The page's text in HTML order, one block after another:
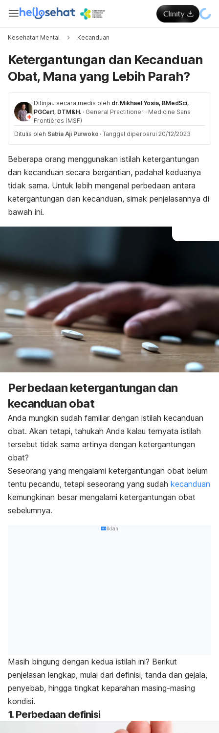
Kesehatan Mental Kecanduan
Ketergantungan dan Kecanduan
Obat, Mana yang Lebih Parah?
Ditinjau secara medis oleh dr. Mikhael Yosia, BMedSci,
PGCert, DTM&H. · General Practitioner · Medicine Sans
Frontières (MSF)
Ditulis oleh Satria Aji Purwoko · Tanggal diperbarui 20/12/2023
Beberapa orang menggunakan istilah ketergantungan
dan kecanduan secara bergantian, padahal keduanya
tidak sama. Untuk lebih mengenal perbedaan antara
ketergantungan dan kecanduan, simak penjelasannya di
bawah ini.
Perbedaan ketergantungan dan
kecanduan obat
Anda mungkin sudah familiar dengan istilah kecanduan
obat. Akan tetapi, tahukah Anda kalau ternyata istilah
tersebut tidak sama artinya dengan ketergantungan
obat?
Seseorang yang mengalami ketergantungan obat belum
tentu pecandu, tetapi seseorang yang sudah kecanduan
kemungkinan besar mengalami ketergantungan obat
sebelumnya.
Iklan
Masih bingung dengan kedua istilah ini? Berikut
penjelasan lengkap, mulai dari definisi, tanda dan gejala,
penyebab, hingga tingkat keparahan masing-masing
kondisi.
1. Perbedaan definisi